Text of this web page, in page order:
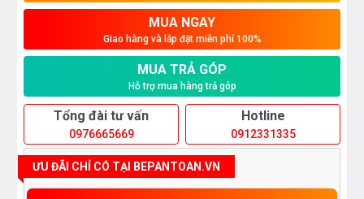
MUA NGAY
Giao hàng và lắp đặt miễn phí 100%
MUA TRẢ GÓP
Hỗ trợ mua hàng trả góp
Tổng đài tư vấn
0976665669
Hotline
0912331335
ƯU ĐÃI CHỈ CÓ TẠI BEPANTOAN.VN